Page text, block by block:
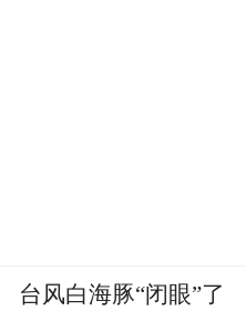
台风白海豚“闭眼”了